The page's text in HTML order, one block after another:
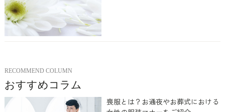
RECOMMEND COLUMN
おすすめコラム
喪服とは？お通夜やお葬式における